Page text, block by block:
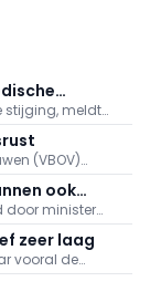
stijging, meldt
naar
Europa.
(VBOV)
uit te
ook
door minister
zeer laag
vooral de